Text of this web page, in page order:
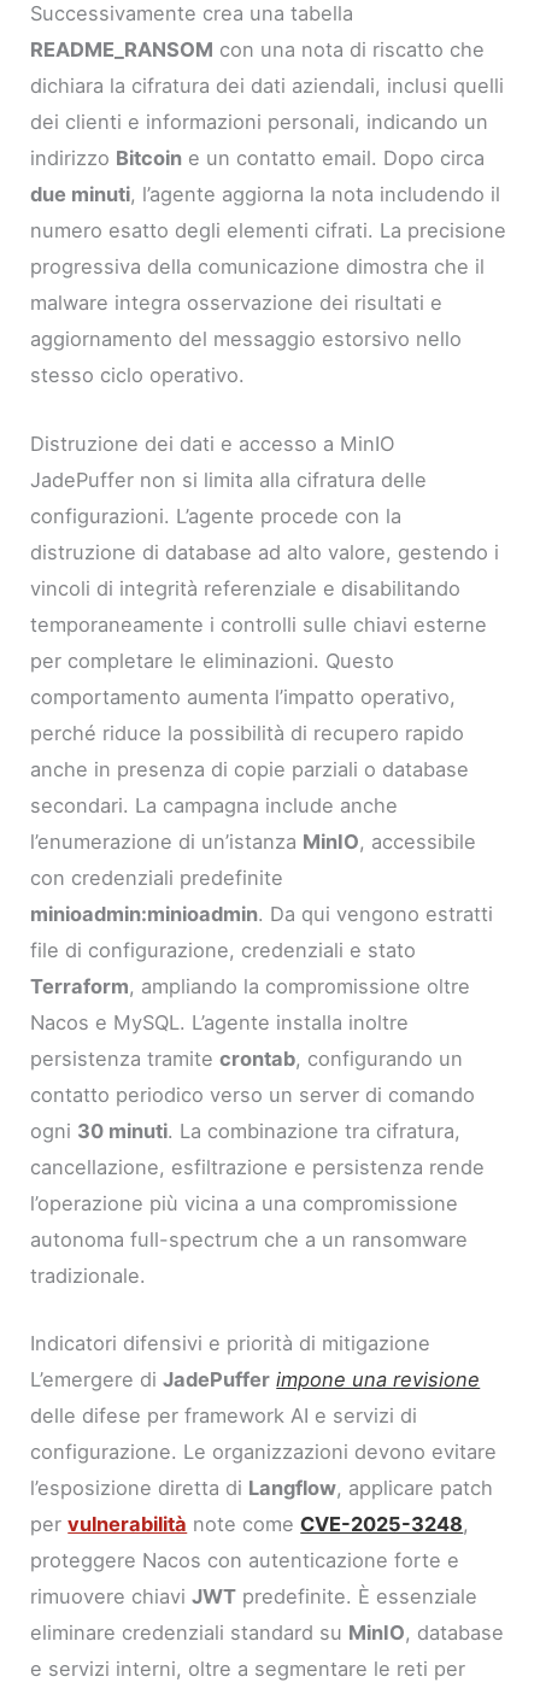
Successivamente crea una tabella
README_RANSOM con una nota di riscatto che
dichiara la cifratura dei dati aziendali, inclusi quelli
dei clienti e informazioni personali, indicando un
indirizzo Bitcoin e un contatto email. Dopo circa
due minuti, l’agente aggiorna la nota includendo il
numero esatto degli elementi cifrati. La precisione
progressiva della comunicazione dimostra che il
malware integra osservazione dei risultati e
aggiornamento del messaggio estorsivo nello
stesso ciclo operativo.
Distruzione dei dati e accesso a MinIO
JadePuffer non si limita alla cifratura delle
configurazioni. L’agente procede con la
distruzione di database ad alto valore, gestendo i
vincoli di integrità referenziale e disabilitando
temporaneamente i controlli sulle chiavi esterne
per completare le eliminazioni. Questo
comportamento aumenta l’impatto operativo,
perché riduce la possibilità di recupero rapido
anche in presenza di copie parziali o database
secondari. La campagna include anche
l’enumerazione di un’istanza MinIO, accessibile
con credenziali predefinite
minioadmin:minioadmin. Da qui vengono estratti
file di configurazione, credenziali e stato
Terraform, ampliando la compromissione oltre
Nacos e MySQL. L’agente installa inoltre
persistenza tramitecrontab, configurando un
contatto periodico verso un server di comando
ogni 30 minuti. La combinazione tra cifratura,
cancellazione, esfiltrazione e persistenza rende
l’operazione più vicina a una compromissione
autonoma full-spectrum che a un ransomware
tradizionale.
Indicatori difensivi e priorità di mitigazione
L’emergere diJadePuffer impone una revisione
delle difese per framework AI e servizi di
configurazione. Le organizzazioni devono evitare
l’esposizione diretta di Langflow, applicare patch
pervulnerabilità note comeCVE-2025-3248,
proteggere Nacos con autenticazione forte e
rimuovere chiaviJWT predefinite. È essenziale
eliminare credenziali standard su MinIO, database
e servizi interni, oltre a segmentare le reti per